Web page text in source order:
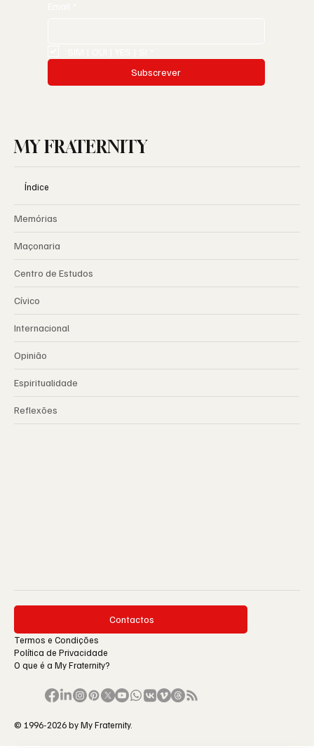
Subscrever
MY FRATERNITY
Índice
Memórias
Maçonaria
Centro de Estudos
Cívico
Internacional
Opinião
Espiritualidade
Reflexões
Contactos
Termos e Condições
Política de Privacidade
O que é a My Fraternity?
© 1996-2026 by My Fraternity.